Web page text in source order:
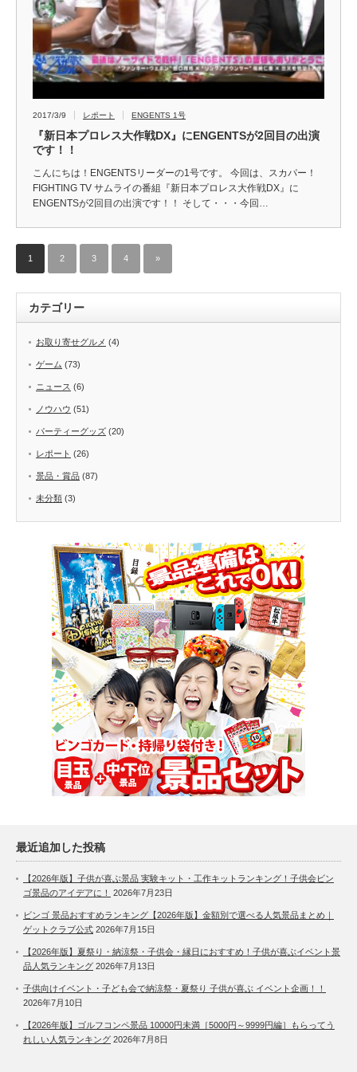
2017/3/9 レポート ENGENTS 1号
『新日本プロレス大作戦DX』にENGENTSが2回目の出演
です！！
こんにちは！ENGENTSリーダーの1号です。 今回は、スカパー！
FIGHTING TV サムライの番組『新日本プロレス大作戦DX』に
ENGENTSが2回目の出演です！！ そして・・・今回…
1 2 3 4 »
カテゴリー
お取り寄せグルメ (4)
ゲーム (73)
ニュース (6)
ノウハウ (51)
パーティーグッズ (20)
レポート (26)
景品・賞品 (87)
未分類 (3)
最近追加した投稿
【2026年版】子供が喜ぶ景品 実験キット・工作キットランキング！子供会ビン
ゴ景品のアイデアに！
2026年7月23日
ビンゴ 景品おすすめランキング【2026年版】金額別で選べる人気景品まとめ｜
ゲットクラブ公式 2026年7月15日
【2026年版】夏祭り・納涼祭・子供会・縁日におすすめ！子供が喜ぶイベント景
品人気ランキング 2026年7月13日
子供向けイベント・子ども会で納涼祭・夏祭り 子供が喜ぶ イベント企画！！
2026年7月10日
【2026年版】ゴルフコンペ景品 10000円未満［5000円～9999円編］もらってう
れしい人気ランキング 2026年7月8日